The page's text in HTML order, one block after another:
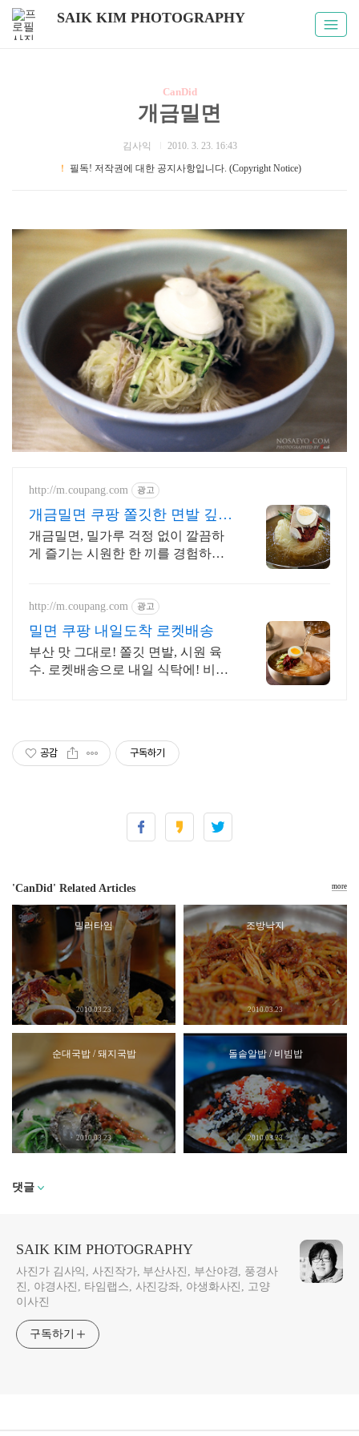
SAIK KIM PHOTOGRAPHY
CanDid
개금밀면
김사익
2010. 3. 23. 16:43
！
필독! 저작권에 대한 공지사항입니다. (Copyright Notice)
http://m.coupang.com 광고
개금밀면 쿠팡 쫄깃한 면발 깊은
감칠맛
개금밀면, 밀가루 걱정 없이 깔끔하
게 즐기는 시원한 한 끼를 경험하세
http://m.coupang.com 광고
밀면 쿠팡 내일도착 로켓배송
부산 맛 그대로! 쫄깃 면발, 시원 육
수. 로켓배송으로 내일 식탁에! 비싼
공감 구독하기
'CanDid' Related Articles
밀러타임
2010.03.23
조방낙지
2010.03.23
순대국밥 / 돼지국밥
2010.03.23
돌솥알밥 / 비빔밥
2010.03.23
more
댓글
SAIK KIM PHOTOGRAPHY
사진가 김사익, 사진작가, 부산사진, 부산야경, 풍경사
진, 야경사진, 타임랩스, 사진강좌, 야생화사진, 고양
이사진
구독하기